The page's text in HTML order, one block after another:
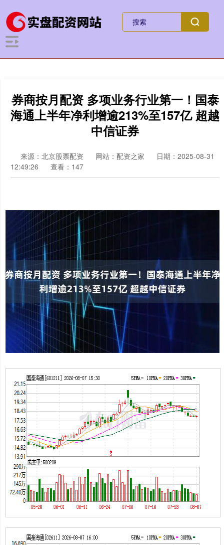
券商按月配资 多项业务行业第一！国泰
海通上半年净利增逾213%至157亿 超越
中信证券
来源：北京股票配资 网站：配资之家
日期：2025-08-31
12:49:26
查看：147